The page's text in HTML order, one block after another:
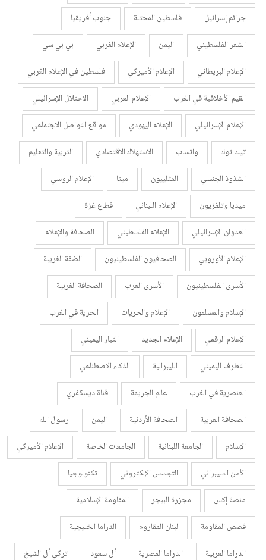
جرائم إسرائيل
فلسطين المحتلة
جنوب أفريقيا
الشعر الفلسطيني
اليمن الإعلام الغربي
بي بي سي
الإعلام البريطاني
الإعلام الأميركي
فلسطين في الإعلام الغربي
القيم الأخلاقية في الغرب
الإعلام العربي
الاحتلال الإسرائيلي
الإعلام الإسرائيلي
الإعلام اليهودي
مواقع التواصل الاجتماعي
تيك توك
واتساب الاستهلاك الاقتصادي
التربية والتعليم
الشذوذ الجنسي
المثلييون ميتا
الإعلام الروسي
ميديا وتلفزيون
الإعلام اللبناني
قطاع غزة
العدوان الإسرائيلي
الإعلام الفلسطيني
الصحافة والإعلام
الإعلام الأوروبي
الصحافيون الفلسطينيون
الضفة الغربية
الأسرى الفلسطينيون
الأسرى العرب
الصحافة الغربية
الإسلام والمسلمون
الإعلام والحريات
الحرية في الغرب
الإعلام الرقمي
الإعلام الجديد
التيار اليميني
التطرف اليميني
الليبرالية
الذكاء الاصطناعي
العنصرية في الغرب
عالم الجريمة
قناة ديسكفري
الصحافة العربية
الصحافة الأردنية اليمن
رسول الله
الإسلام
الجامعة اللبنانية الجامعات الخاصة
الإعلام الأميركي
الأمن السيبراني
التجسس الإلكتروني
تكنولوجيا
منصة إكس
مجزرة البيجر
المقاومة الإسلامية
قصص المقاومة
لبنان المقاروم
الدراما الخليجية
الدراما العربية
الدراما المصرية أل سعود تركي أل الشيخ